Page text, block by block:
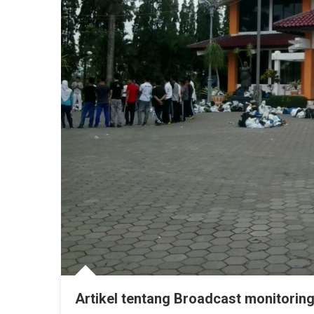
Artikel tentang Broadcast monitoring